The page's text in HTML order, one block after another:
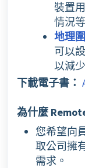
裝置
情況
地理
可以
以減
下載電子書：
為什麼
您希望向
取公司擁
需求。